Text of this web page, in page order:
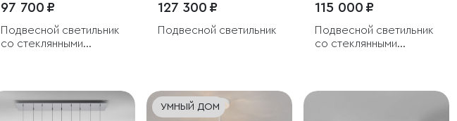
97 700 ₽
Подвесной светильник
со стеклянными
127 300 ₽
Подвесной светильник
115 000 ₽
Подвесной светильник
со стеклянными
УМНЫЙ ДОМ